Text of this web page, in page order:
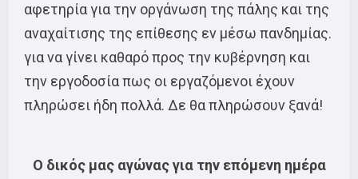
αφετηρία για την οργάνωση της πάλης και της
αναχαίτισης της επίθεσης εν μέσω πανδημίας.
για να γίνει καθαρό προς την κυβέρνηση και
την εργοδοσία πως οι εργαζόμενοι έχουν
πληρώσει ήδη πολλά. Δε θα πληρώσουν ξανά!
Ο δικός μας αγώνας για την επόμενη ημέρα